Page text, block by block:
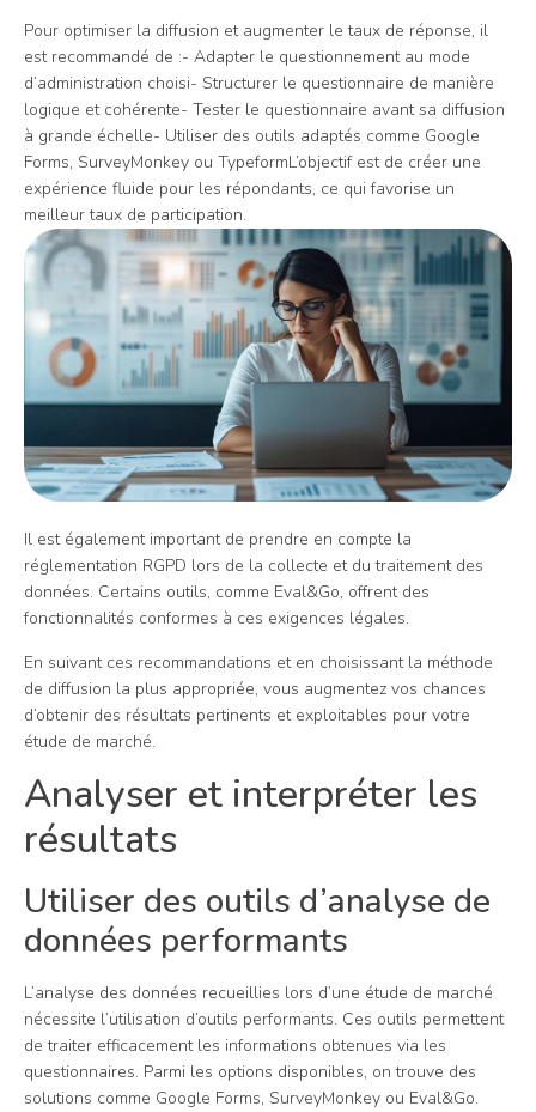
Pour optimiser la diffusion et augmenter le taux de réponse, il
est recommandé de :- Adapter le questionnement au mode
d’administration choisi- Structurer le questionnaire de manière
logique et cohérente- Tester le questionnaire avant sa diffusion
à grande échelle- Utiliser des outils adaptés comme Google
Forms, SurveyMonkey ou TypeformL’objectif est de créer une
expérience fluide pour les répondants, ce qui favorise un
meilleur taux de participation.
Il est également important de prendre en compte la
réglementation RGPD lors de la collecte et du traitement des
données. Certains outils, comme Eval&Go, offrent des
fonctionnalités conformes à ces exigences légales.
En suivant ces recommandations et en choisissant la méthode
de diffusion la plus appropriée, vous augmentez vos chances
d’obtenir des résultats pertinents et exploitables pour votre
étude de marché.
Analyser et interpréter les
résultats
Utiliser des outils d’analyse de
données performants
L’analyse des données recueillies lors d’une étude de marché
nécessite l’utilisation d’outils performants. Ces outils permettent
de traiter efficacement les informations obtenues via les
questionnaires. Parmi les options disponibles, on trouve des
solutions comme Google Forms, SurveyMonkey ou Eval&Go.